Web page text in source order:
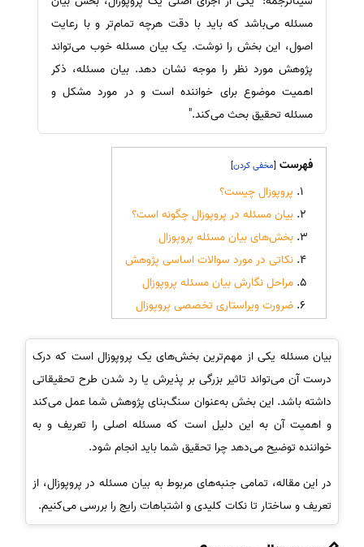
مسئله می‌باشد که باید با دقت هرچه تمام‌تر و با رعایت
اصول، این بخش را نوشت. یک بیان مسئله خوب می‌تواند
پژوهش مورد نظر را موجه نشان دهد. بیان مسئله، ذکر
اهمیت موضوع برای خواننده است و در مورد مشکل و
مسئله تحقیق بحث می‌کند."
فهرست [
]
پروپوزال چیست؟
بیان مسئله در پروپوزال چگونه است؟
بخش‌های بیان مسئله پروپوزال
نکاتی در مورد سوالات اساسی پژوهش
مراحل نگارش بیان مسئله پروپوزال
ضرورت ویراستاری تخصصی پروپوزال
بیان مسئله یکی از مهم‌ترین بخش‌های یک پروپوزال است که درک
درست آن می‌تواند تاثیر بزرگی بر پذیرش یا رد شدن طرح تحقیقاتی
داشته باشد. این بخش به‌عنوان سنگ‌بنای پژوهش شما عمل می‌کند
و اهمیت آن به این دلیل است که مسئله اصلی را تعریف و به
خواننده توضیح می‌دهد چرا تحقیق شما باید انجام شود.
در این مقاله، تمامی جنبه‌های مربوط به بیان مسئله در پروپوزال، از
تعریف و ساختار تا نکات کلیدی و اشتباهات رایج را بررسی می‌کنیم.